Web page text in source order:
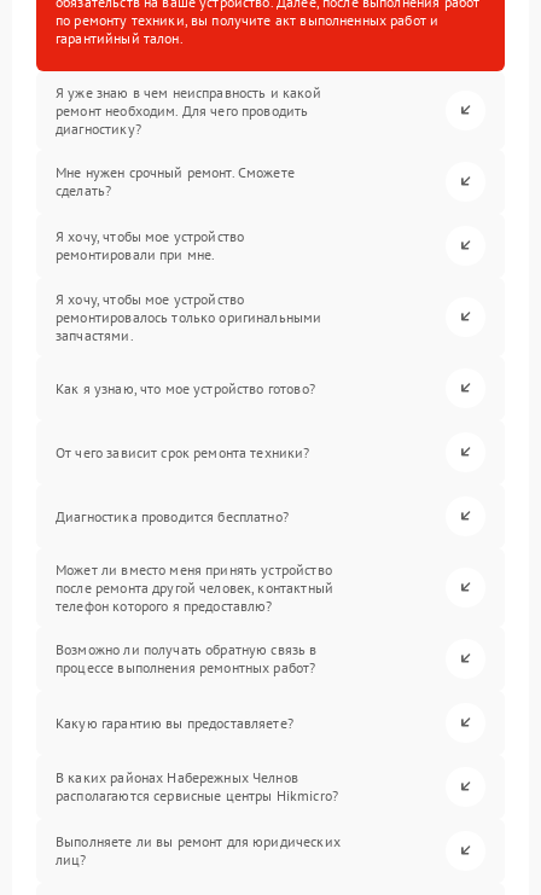
по ремонту техники, вы получите акт выполненных работ и
гарантийный талон.
Я уже знаю в чем неисправность и какой
ремонт необходим. Для чего проводить
диагностику?
Мне нужен срочный ремонт. Сможете
сделать?
Я хочу, чтобы мое устройство
ремонтировали при мне.
Я хочу, чтобы мое устройство
ремонтировалось только оригинальными
запчастями.
Как я узнаю, что мое устройство готово?
От чего зависит срок ремонта техники?
Диагностика проводится бесплатно?
Может ли вместо меня принять устройство
после ремонта другой человек, контактный
телефон которого я предоставлю?
Возможно ли получать обратную связь в
процессе выполнения ремонтных работ?
Какую гарантию вы предоставляете?
В каких районах Набережных Челнов
располагаются сервисные центры Hikmicro?
Выполняете ли вы ремонт для юридических
лиц?